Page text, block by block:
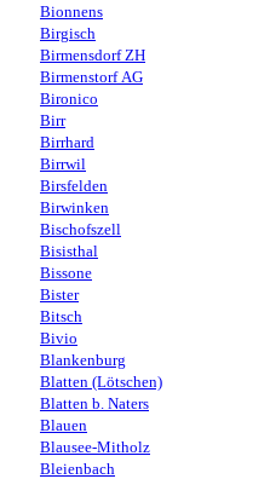
Bionnens
Birgisch
Birmensdorf ZH
Birmenstorf AG
Bironico
Birr
Birrhard
Birrwil
Birsfelden
Birwinken
Bischofszell
Bisisthal
Bissone
Bister
Bitsch
Bivio
Blankenburg
Blatten (Lötschen)
Blatten b. Naters
Blauen
Blausee-Mitholz
Bleienbach